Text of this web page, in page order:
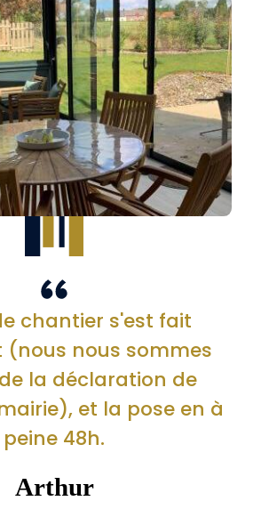
chantier s'est fait
nous sommes
la déclaration de
et la pose en à
peine 48h.
Arthur